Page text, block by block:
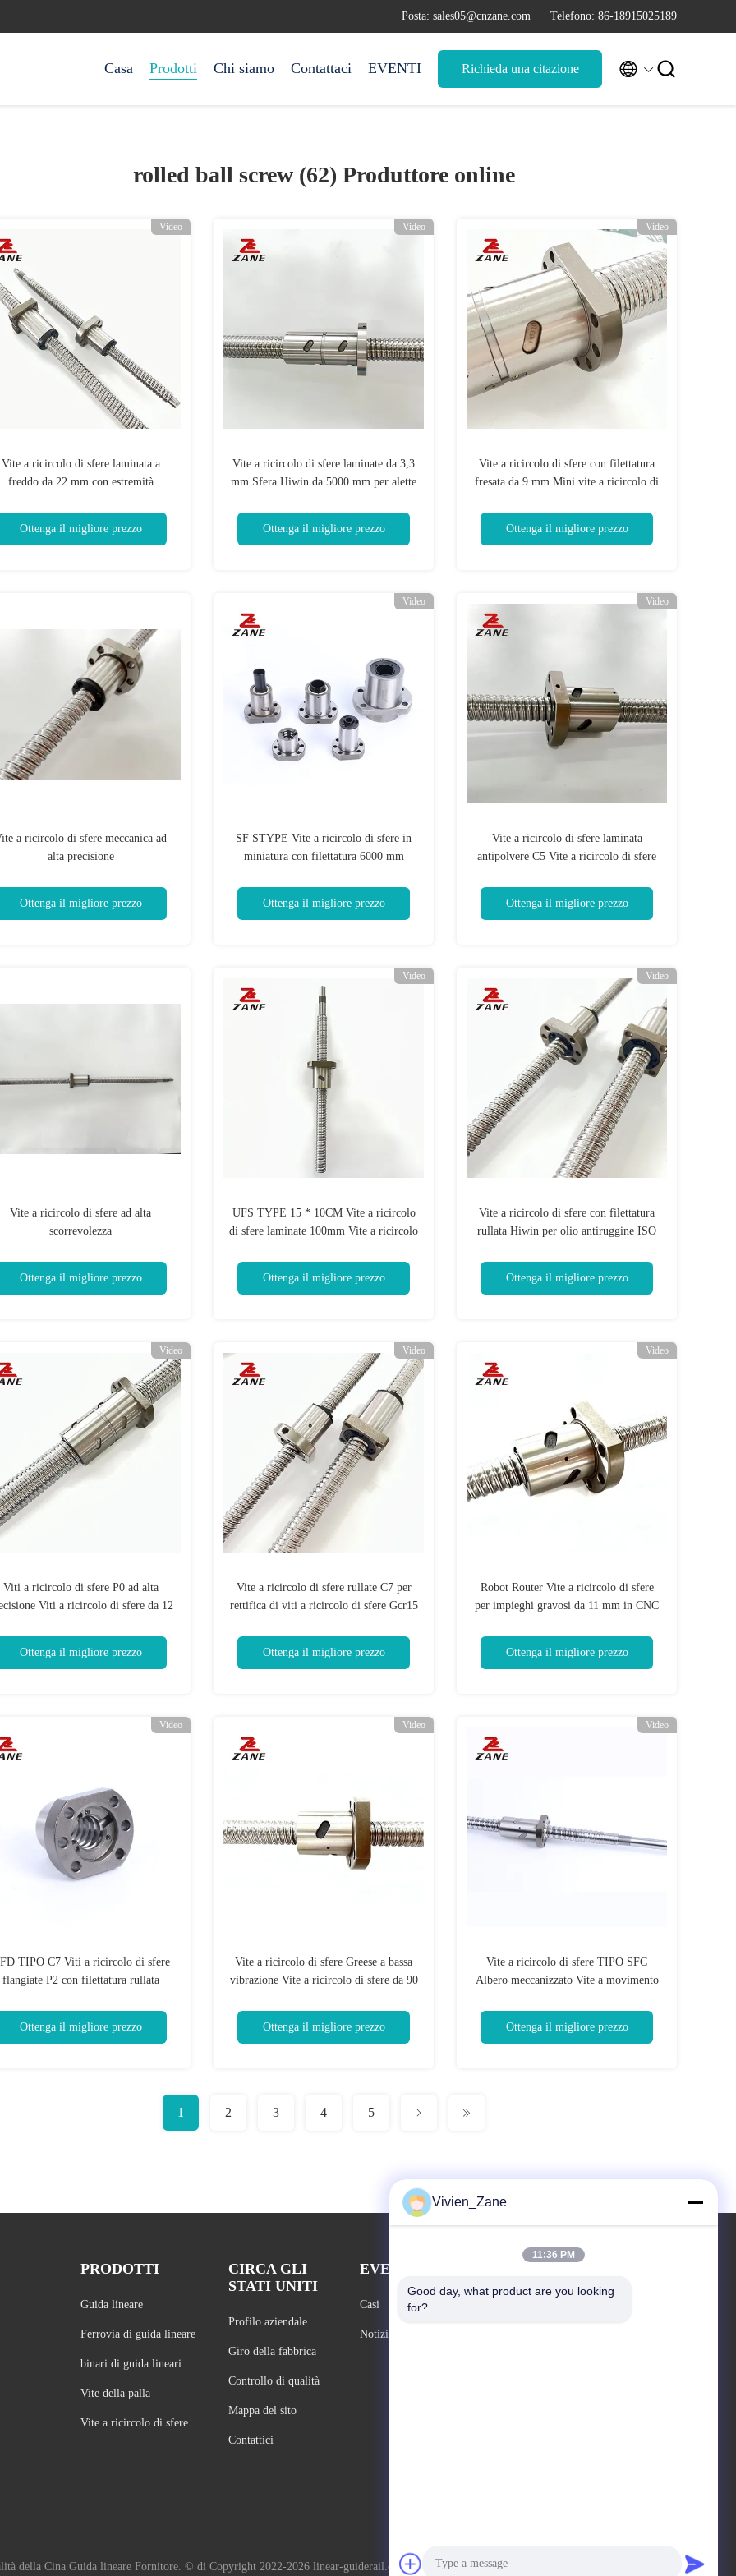
Posta: sales05@cnzane.com Telefono: 86-18915025189
Casa Prodotti Chi siamo Contattaci EVENTI Richieda una citazione  
rolled ball screw (62) Produttore online
Video
Vite a ricircolo di sfere laminata a
freddo da 22 mm con estremità
Ottenga il migliore prezzo
Video
Vite a ricircolo di sfere laminate da 3,3
mm Sfera Hiwin da 5000 mm per alette
Ottenga il migliore prezzo
Video
Vite a ricircolo di sfere con filettatura
fresata da 9 mm Mini vite a ricircolo di
Ottenga il migliore prezzo
a ricircolo di sfere meccanica ad
alta precisione
Ottenga il migliore prezzo
Video
SF STYPE Vite a ricircolo di sfere in
miniatura con filettatura 6000 mm
Ottenga il migliore prezzo
Video
Vite a ricircolo di sfere laminata
antipolvere C5 Vite a ricircolo di sfere
Ottenga il migliore prezzo
Vite a ricircolo di sfere ad alta
scorrevolezza
Ottenga il migliore prezzo
Video
UFS TYPE 15 * 10CM Vite a ricircolo
di sfere laminate 100mm Vite a ricircolo
Ottenga il migliore prezzo
Video
Vite a ricircolo di sfere con filettatura
rullata Hiwin per olio antiruggine ISO
Ottenga il migliore prezzo
Video
Viti a ricircolo di sfere P0 ad alta
Viti a ricircolo di sfere da 12
Ottenga il migliore prezzo
Video
Vite a ricircolo di sfere rullate C7 per
rettifica di viti a ricircolo di sfere Gcr15
Ottenga il migliore prezzo
Video
Robot Router Vite a ricircolo di sfere
per impieghi gravosi da 11 mm in CNC
Ottenga il migliore prezzo
Video
TIPO C7 Viti a ricircolo di sfere
flangiate P2 con filettatura rullata
Ottenga il migliore prezzo
Video
Vite a ricircolo di sfere Greese a bassa
vibrazione Vite a ricircolo di sfere da 90
Ottenga il migliore prezzo
Video
Vite a ricircolo di sfere TIPO SFC
Albero meccanizzato Vite a movimento
Ottenga il migliore prezzo
1 2 3 4 5
PRODOTTI
Guida lineare
Ferrovia di guida lineare
binari di guida lineari
Vite della palla
Vite a ricircolo di sfere
CIRCA GLI
STATI UNITI
Profilo aziendale
Giro della fabbrica
Controllo di qualità
Mappa del sito
Contattici
EVENTI
Casi
Notizie
della Cina Guida lineare Fornitore. © di Copyright 2022-2026 linear-guiderail.com . Tutti i diritti riservati.
Vivien_Zane
11:36 PM
Good day, what product are you looking
for?